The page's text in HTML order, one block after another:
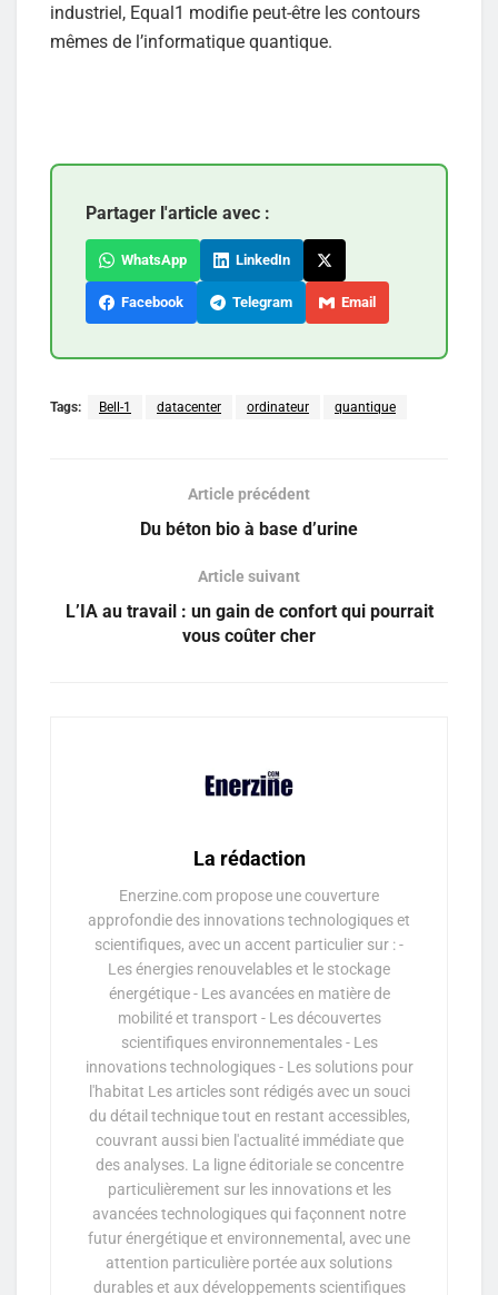
industriel, Equal1 modifie peut-être les contours
mêmes de l’informatique quantique.
Partager l'article avec :
WhatsApp LinkedIn
Facebook Telegram Email
Tags: Bell-1 datacenter ordinateur quantique
Article précédent
Du béton bio à base d’urine
Article suivant
L’IA au travail : un gain de confort qui pourrait
vous coûter cher
La rédaction
Enerzine.com propose une couverture
approfondie des innovations technologiques et
scientifiques, avec un accent particulier sur : -
Les énergies renouvelables et le stockage
énergétique - Les avancées en matière de
mobilité et transport - Les découvertes
scientifiques environnementales - Les
innovations technologiques - Les solutions pour
l'habitat Les articles sont rédigés avec un souci
du détail technique tout en restant accessibles,
couvrant aussi bien l'actualité immédiate que
des analyses. La ligne éditoriale se concentre
particulièrement sur les innovations et les
avancées technologiques qui façonnent notre
futur énergétique et environnemental, avec une
attention particulière portée aux solutions
durables et aux développements scientifiques